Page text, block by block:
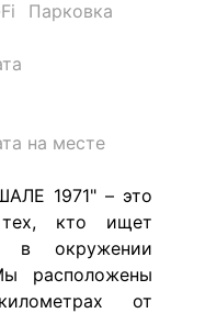
Парковка
на месте
1971" – это
кто ищет
в окружении
расположены
от